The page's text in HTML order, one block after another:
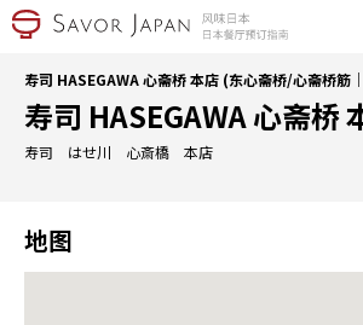
寿司 HASEGAWA 心斋桥 本店 (东心斋桥/心斋桥筋
寿司 HASEGAWA 心斋桥
寿司 はせ川 心斎橋 本店
地图